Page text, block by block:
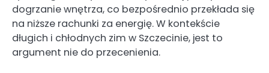
dogrzanie wnętrza, co bezpośrednio przekłada się
na niższe rachunki za energię. W kontekście
długich i chłodnych zim w Szczecinie, jest to
argument nie do przecenienia.